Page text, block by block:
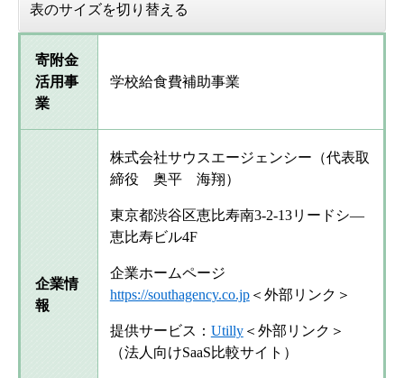
表のサイズを切り替える
寄附金
活用事
業
学校給食費補助事業
企業情
報
株式会社サウスエージェンシー（代表取
締役 奥平 海翔）
東京都渋谷区恵比寿南3-2-13リードシ―
恵比寿ビル4F
企業ホームページ
https://southagency.co.jp＜外部リンク＞
提供サービス： Utilly＜外部リンク＞
（法人向けSaaS比較サイト）